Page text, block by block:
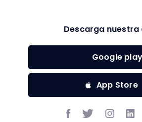
Descarga nuestra
Google play
App Store